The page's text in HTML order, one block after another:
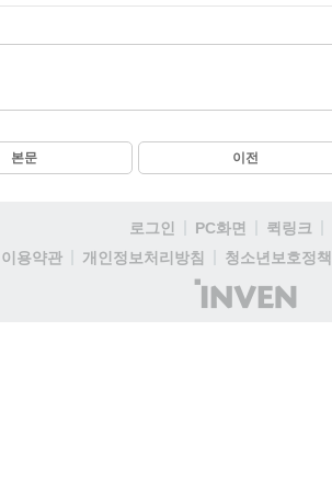
본문 이전
로그인 PC화면 퀵링크
이용약관
개인정보처리방침 청소년보호정책
(주)
인